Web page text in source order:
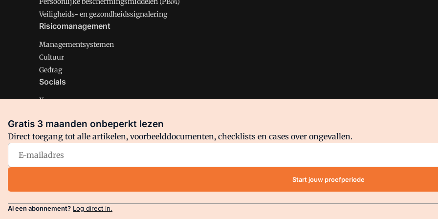
Veiligheids- en gezondheidssignalering
Risicomanagement
Managementsystemen
Cultuur
Gedrag
Socials
X
Facebook
Arbo is onderdeel van VMN media. Lees inons manifestwaar VMN media voor staat. Op gebruik van deze site zijn de
Gratis 3 maanden onbeperkt lezen
Direct toegang tot alle artikelen, voorbeelddocumenten, checklists en cases over ongevallen.
Start jouw proefperiode
Al een abonnement? Log direct in.